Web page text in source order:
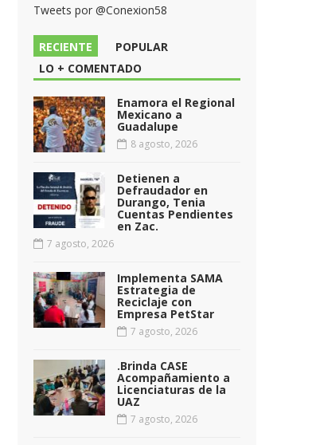
Tweets por @Conexion58
RECIENTE
POPULAR
LO + COMENTADO
Enamora el Regional
Mexicano a
Guadalupe
8 agosto, 2026
Detienen a
Defraudador en
Durango, Tenia
Cuentas Pendientes
en Zac.
7 agosto, 2026
Implementa SAMA
Estrategia de
Reciclaje con
Empresa PetStar
7 agosto, 2026
.Brinda CASE
Acompañamiento a
Licenciaturas de la
UAZ
7 agosto, 2026